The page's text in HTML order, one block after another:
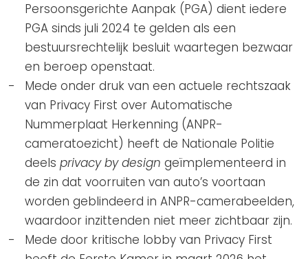
Persoonsgerichte Aanpak (PGA) dient iedere
PGA sinds juli 2024 te gelden als een
bestuursrechtelijk besluit waartegen bezwaar
en beroep openstaat.
Mede onder druk van een actuele rechtszaak
van Privacy First over Automatische
Nummerplaat Herkenning (ANPR-
cameratoezicht) heeft de Nationale Politie
deels privacy by design geïmplementeerd in
de zin dat voorruiten van auto’s voortaan
worden geblindeerd in ANPR-camerabeelden,
waardoor inzittenden niet meer zichtbaar zijn.
Mede door kritische lobby van Privacy First